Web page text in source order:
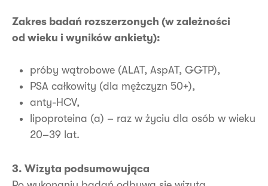
Zakres badań rozszerzonych (w zależności
od wieku i wyników ankiety):
próby wątrobowe (ALAT, AspAT, GGTP),
PSA całkowity (dla mężczyzn 50+),
anty-HCV,
lipoproteina (a) – raz w życiu dla osób w wieku
20–39 lat.
3. Wizyta podsumowująca